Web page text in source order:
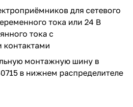
для сетевого
тока или 24 В
тока с
контактами
монтажную шину в
в нижнем распределителе